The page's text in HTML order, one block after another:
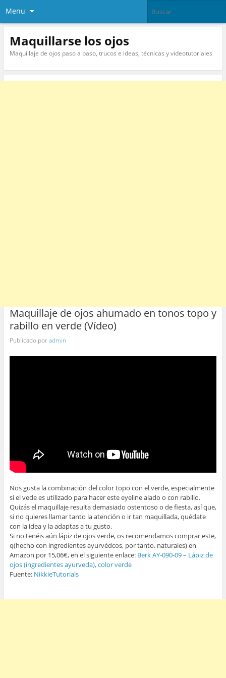
Menu
Maquillarse los ojos
Maquillaje de ojos paso a paso, trucos e ideas, técnicas y videotutoriales
Maquillaje de ojos ahumado en tonos topo y
rabillo en verde (Vídeo)
Publicado poradmin
Nos gusta la combinación del color topo con el verde, especialmente
si el vede es utilizado para hacer este eyeline alado o con rabillo.
Quizás el maquillaje resulta demasiado ostentoso o de fiesta, así que,
si no quieres llamar tanto la atención o ir tan maquillada, quédate
con la idea y la adaptas a tu gusto.
Si no tenéis aún lápiz de ojos verde, os recomendamos comprar este,
q(hecho con ingredientes ayurvédcos, por tanto. naturales) en
Amazon por 15,06€, en el siguiente enlace: Berk AY-090-09 – Lápiz de
ojos (ingredientes ayurveda), color verde
Fuente: NikkieTutorials